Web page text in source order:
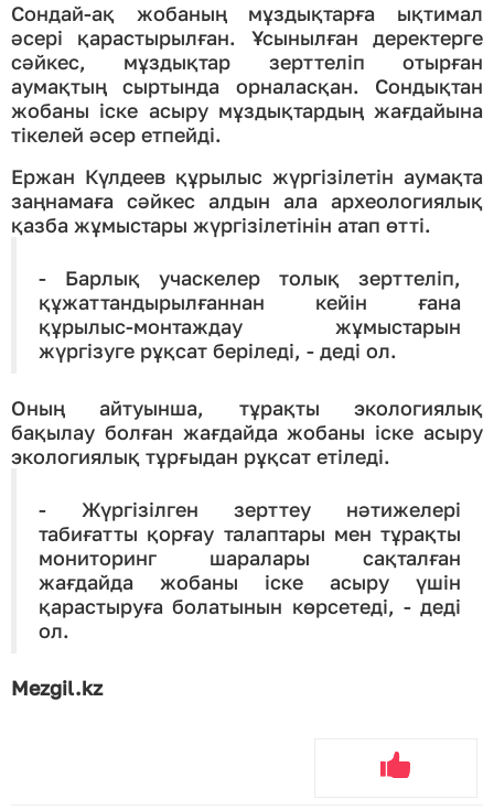
Сондай-ақ жобаның мұздықтарға ықтимал
әсері қарастырылған. Ұсынылған деректерге
сәйкес, мұздықтар зерттеліп отырған
аумақтың сыртында орналасқан. Сондықтан
жобаны іске асыру мұздықтардың жағдайына
тікелей әсер етпейді.
Ержан Күлдеев құрылыс жүргізілетін аумақта
заңнамаға сәйкес алдын ала археологиялық
қазба жұмыстары жүргізілетінін атап өтті.
- Барлық учаскелер толық зерттеліп,
құжаттандырылғаннан кейін ғана
құрылыс-монтаждау жұмыстарын
жүргізуге рұқсат беріледі, - деді ол.
Оның айтуынша, тұрақты экологиялық
бақылау болған жағдайда жобаны іске асыру
экологиялық тұрғыдан рұқсат етіледі.
- Жүргізілген зерттеу нәтижелері
табиғатты қорғау талаптары мен тұрақты
мониторинг шаралары сақталған
жағдайда жобаны іске асыру үшін
қарастыруға болатынын көрсетеді, - деді
ол.
Mezgil.kz